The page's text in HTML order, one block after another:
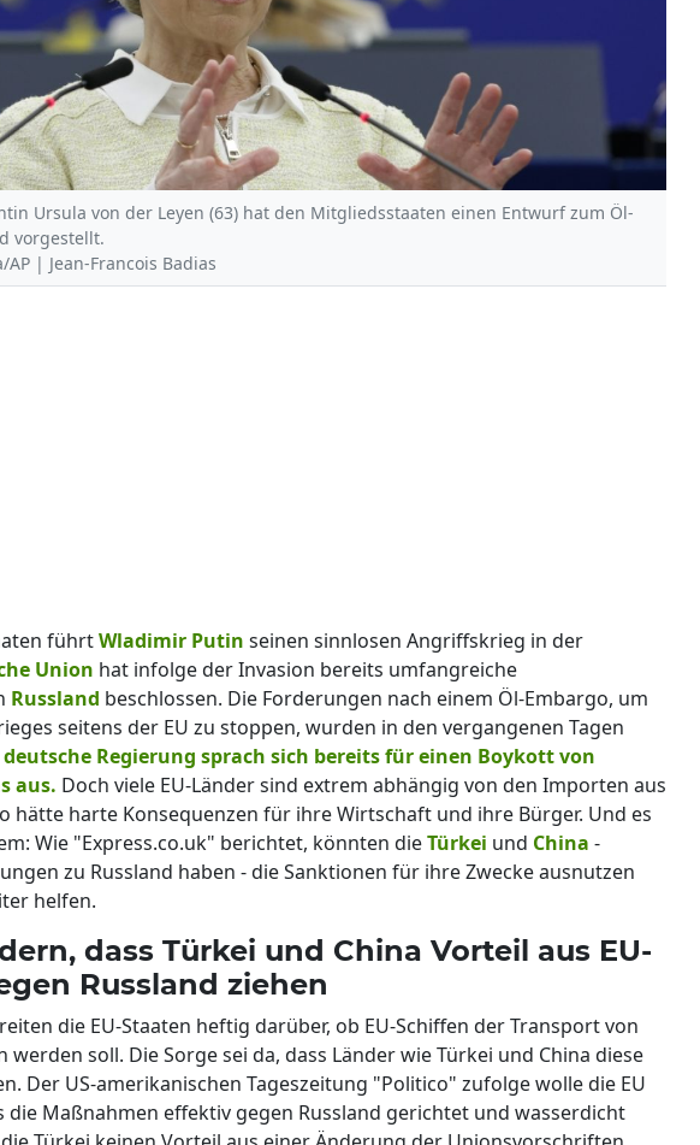
Ursula von der Leyen (63) hat den Mitgliedsstaaten einen Entwurf zum Öl-
vorgestellt.
| Jean-Francois Badias
führtWladimir Putin seinen sinnlosen Angriffskrieg in der
Union hat infolge der Invasion bereits umfangreiche
Russland beschlossen. Die Forderungen nach einem Öl-Embargo, um
seitens der EU zu stoppen, wurden in den vergangenen Tagen
Regierung sprach sich bereits für einen Boykott von
aus. Doch viele EU-Länder sind extrem abhängig von den Importen aus
hätte harte Konsequenzen für ihre Wirtschaft und ihre Bürger. Und es
Wie "Express.co.uk" berichtet, könnten dieTürkei und China -
zu Russland haben - die Sanktionen für ihre Zwecke ausnutzen
helfen.
dass Türkei und China Vorteil aus EU-
Russland ziehen
die EU-Staaten heftig darüber, ob EU-Schiffen der Transport von
werden soll. Die Sorge sei da, dass Länder wie Türkei und China diese
Der US-amerikanischen Tageszeitung "Politico" zufolge wolle die EU
die Maßnahmen effektiv gegen Russland gerichtet und wasserdicht